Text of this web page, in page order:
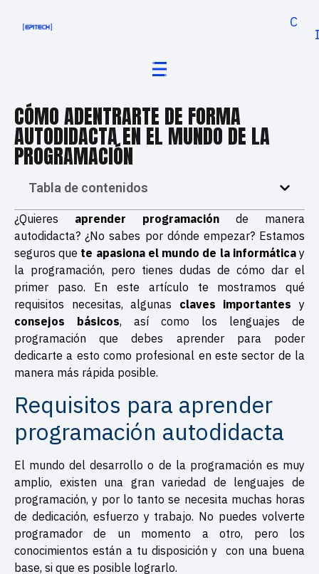
CÓMO ADENTRARTE DE FORMA
AUTODIDACTA EN EL MUNDO DE LA
PROGRAMACIÓN
Tabla de contenidos
¿Quieres aprender programación de manera
autodidacta? ¿No sabes por dónde empezar? Estamos
seguros que te apasiona el mundo de la informáticay
la programación, pero tienes dudas de cómo dar el
primer paso. En este artículo te mostramos qué
requisitos necesitas, algunas claves importantes y
consejos básicos, así como los lenguajes de
programación que debes aprender para poder
dedicarte a esto como profesional en este sector de la
manera más rápida posible.
Requisitos para aprender
programación autodidacta
El mundo del desarrollo o de la programación es muy
amplio, existen una gran variedad de lenguajes de
programación, y por lo tanto se necesita muchas horas
de dedicación, esfuerzo y trabajo. No puedes volverte
programador de un momento a otro, pero los
conocimientos están a tu disposición y con una buena
base, si que es posible lograrlo.